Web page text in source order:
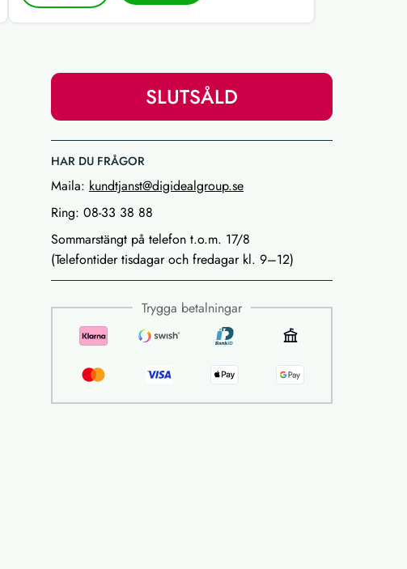
SLUTSÅLD
HAR DU FRÅGOR
Maila: kundtjanst@digidealgroup.se
Ring: 08-33 38 88
Sommarstängt på telefon t.o.m. 17/8
(Telefontider tisdagar och fredagar kl. 9–12)
Trygga betalningar